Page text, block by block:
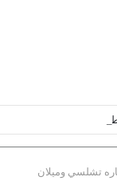
تشلسي وميلان